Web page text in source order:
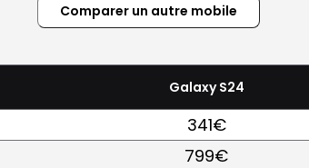
Comparer un autre mobile
Galaxy S24
341€
799€